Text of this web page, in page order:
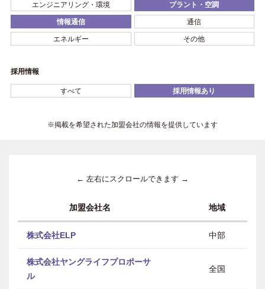
エンジニアリング・環境 プラント・空調
情報通信 通信
エネルギー その他
採用情報
すべて 採用情報あり
※掲載を希望された加盟会社の情報を提供しています
← 左右にスクロールできます →
加盟会社名 地域
株式会社ELP 中部
株式会社ヤングライフプロポーサ
ル
全国